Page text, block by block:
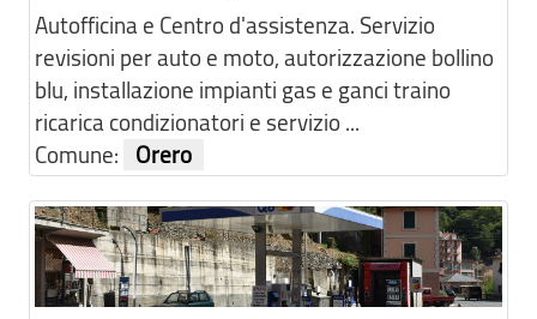
Autofficina e Centro d'assistenza. Servizio
revisioni per auto e moto, autorizzazione bollino
blu, installazione impianti gas e ganci traino
ricarica condizionatori e servizio ...
Comune:
Orero